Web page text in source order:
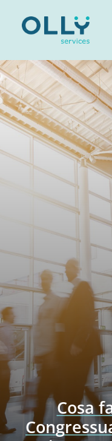
HOME
AZIENDA
SERVIZI
SOSTENIBILITÀ
OLLY FAMILY
Cosa